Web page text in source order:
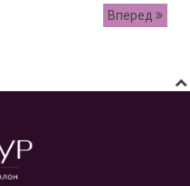
Вперед